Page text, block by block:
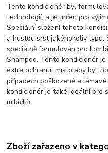
Tento kondicionér byl
technologií, a je určen pro
Speciální složení tohoto
a hustou srst jakéhokoliv typu.
speciálně formulován pro
Shampoo. Tento kondicionér
extra ochranu, místo aby byl
případech poškozené a
kondicionér je také ideální pro
miláčků.
Zboží zařazeno v